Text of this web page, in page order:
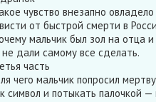
чувство внезапно
от быстрой смерти в
мальчик был зол на отца
дали самому все сделать.
часть
чего мальчик попросил
символ и потыкать палочкой